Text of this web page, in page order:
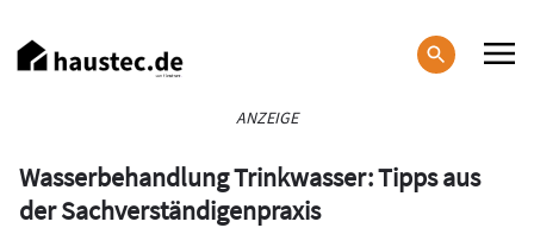
zum
Inhalt
ANZEIGE
Wasserbehandlung Trinkwasser: Tipps aus
der Sachverständigenpraxis